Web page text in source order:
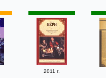
2011 г.